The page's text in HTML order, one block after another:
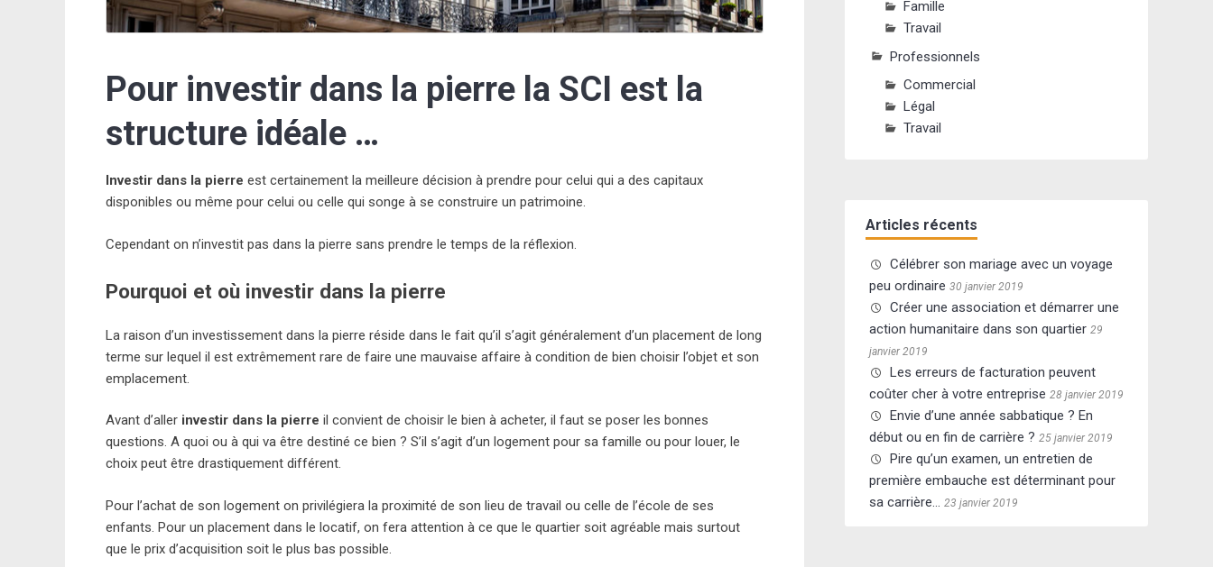
Pour investir dans la pierre la SCI est la
structure idéale …
Investir dans la pierre est certainement la meilleure décision à prendre pour celui qui a des capitaux
disponibles ou même pour celui ou celle qui songe à se construire un patrimoine.
Cependant on n’investit pas dans la pierre sans prendre le temps de la réflexion.
Pourquoi et où investir dans la pierre
La raison d’un investissement dans la pierre réside dans le fait qu’il s’agit généralement d’un placement de long
terme sur lequel il est extrêmement rare de faire une mauvaise affaire à condition de bien choisir l’objet et son
emplacement.
Avant d’aller investir dans la pierre il convient de choisir le bien à acheter, il faut se poser les bonnes
questions. A quoi ou à qui va être destiné ce bien ? S’il s’agit d’un logement pour sa famille ou pour louer, le
choix peut être drastiquement différent.
Pour l’achat de son logement on privilégiera la proximité de son lieu de travail ou celle de l’école de ses
enfants. Pour un placement dans le locatif, on fera attention à ce que le quartier soit agréable mais surtout
que le prix d’acquisition soit le plus bas possible.
Famille
Travail
Professionnels
Commercial
Légal
Travail
Articles récents
Célébrer son mariage avec un voyage
peu ordinaire 30 janvier 2019
Créer une association et démarrer une
action humanitaire dans son quartier 29
janvier 2019
Les erreurs de facturation peuvent
coûter cher à votre entreprise 28 janvier 2019
Envie d’une année sabbatique ? En
début ou en fin de carrière ? 25 janvier 2019
Pire qu’un examen, un entretien de
première embauche est déterminant pour
sa carrière… 23 janvier 2019